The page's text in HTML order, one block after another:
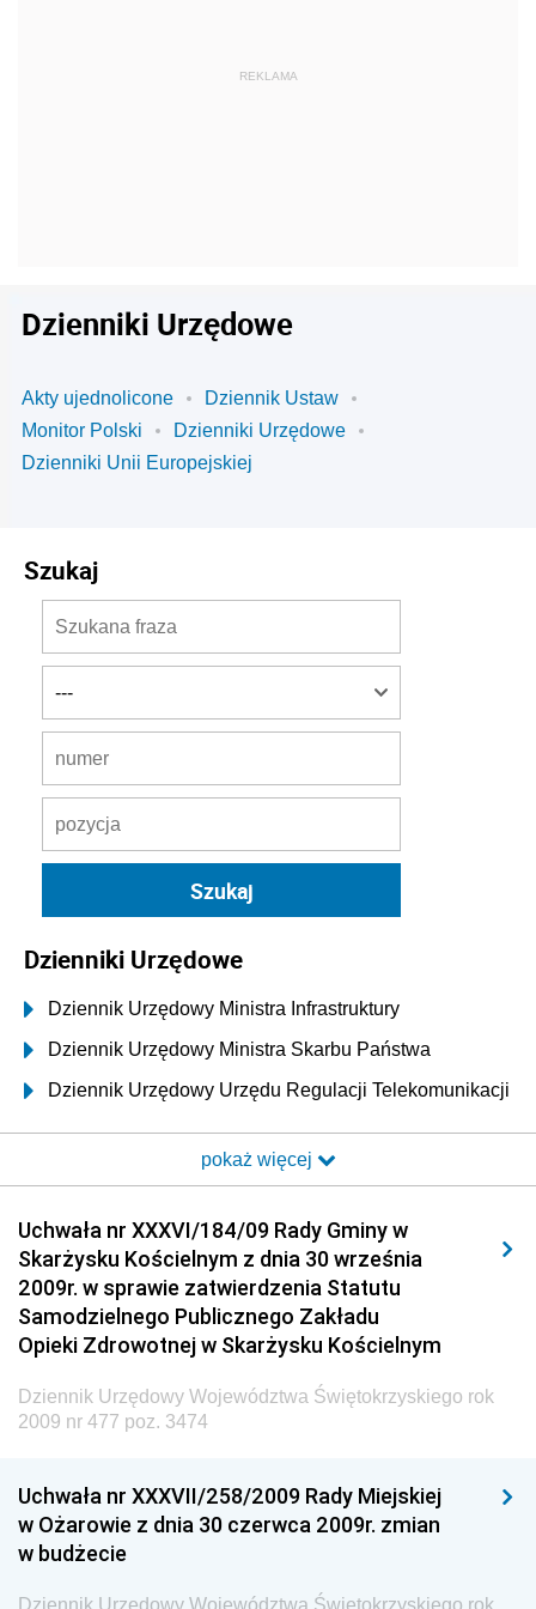
Dzienniki Urzędowe
Akty ujednolicone
Dziennik Ustaw
Monitor Polski
Dzienniki Urzędowe
Dzienniki Unii Europejskiej
Szukaj
Dzienniki Urzędowe
Dziennik Urzędowy Ministra Infrastruktury
Dziennik Urzędowy Ministra Skarbu Państwa
Dziennik Urzędowy Urzędu Regulacji Telekomunikacji
Dziennik Urzędowy Ministra Transportu i Budownictwa
Elektronicznej
Dziennik Urzędowy Ministra Spraw Wewnętrznych i
Administracji
Dziennik Urzędowy Ministra Transportu
Dziennik Urzędowy Ministra Budownictwa
Dziennik Urzędowy Ministra Nauki i Szkolnictwa
Dziennik Urzędowy Głównego Urzędu Miar
Dziennik Urzędowy Ministra Rolnictwa i Rozwoju Wsi
Sportu
pokaż więcej
Uchwała nr XXXVI/184/09 Rady Gminy w
Skarżysku Kościelnym z dnia 30 września
2009r. w sprawie zatwierdzenia Statutu
Samodzielnego Publicznego Zakładu
Opieki Zdrowotnej w Skarżysku Kościelnym
Dziennik Urzędowy Województwa Świętokrzyskiego rok
2009 nr 477 poz. 3474
Uchwała nr XXXVII/258/2009 Rady Miejskiej
w Ożarowie z dnia 30 czerwca 2009r. zmian
w budżecie
Dziennik Urzędowy Województwa Świętokrzyskiego rok